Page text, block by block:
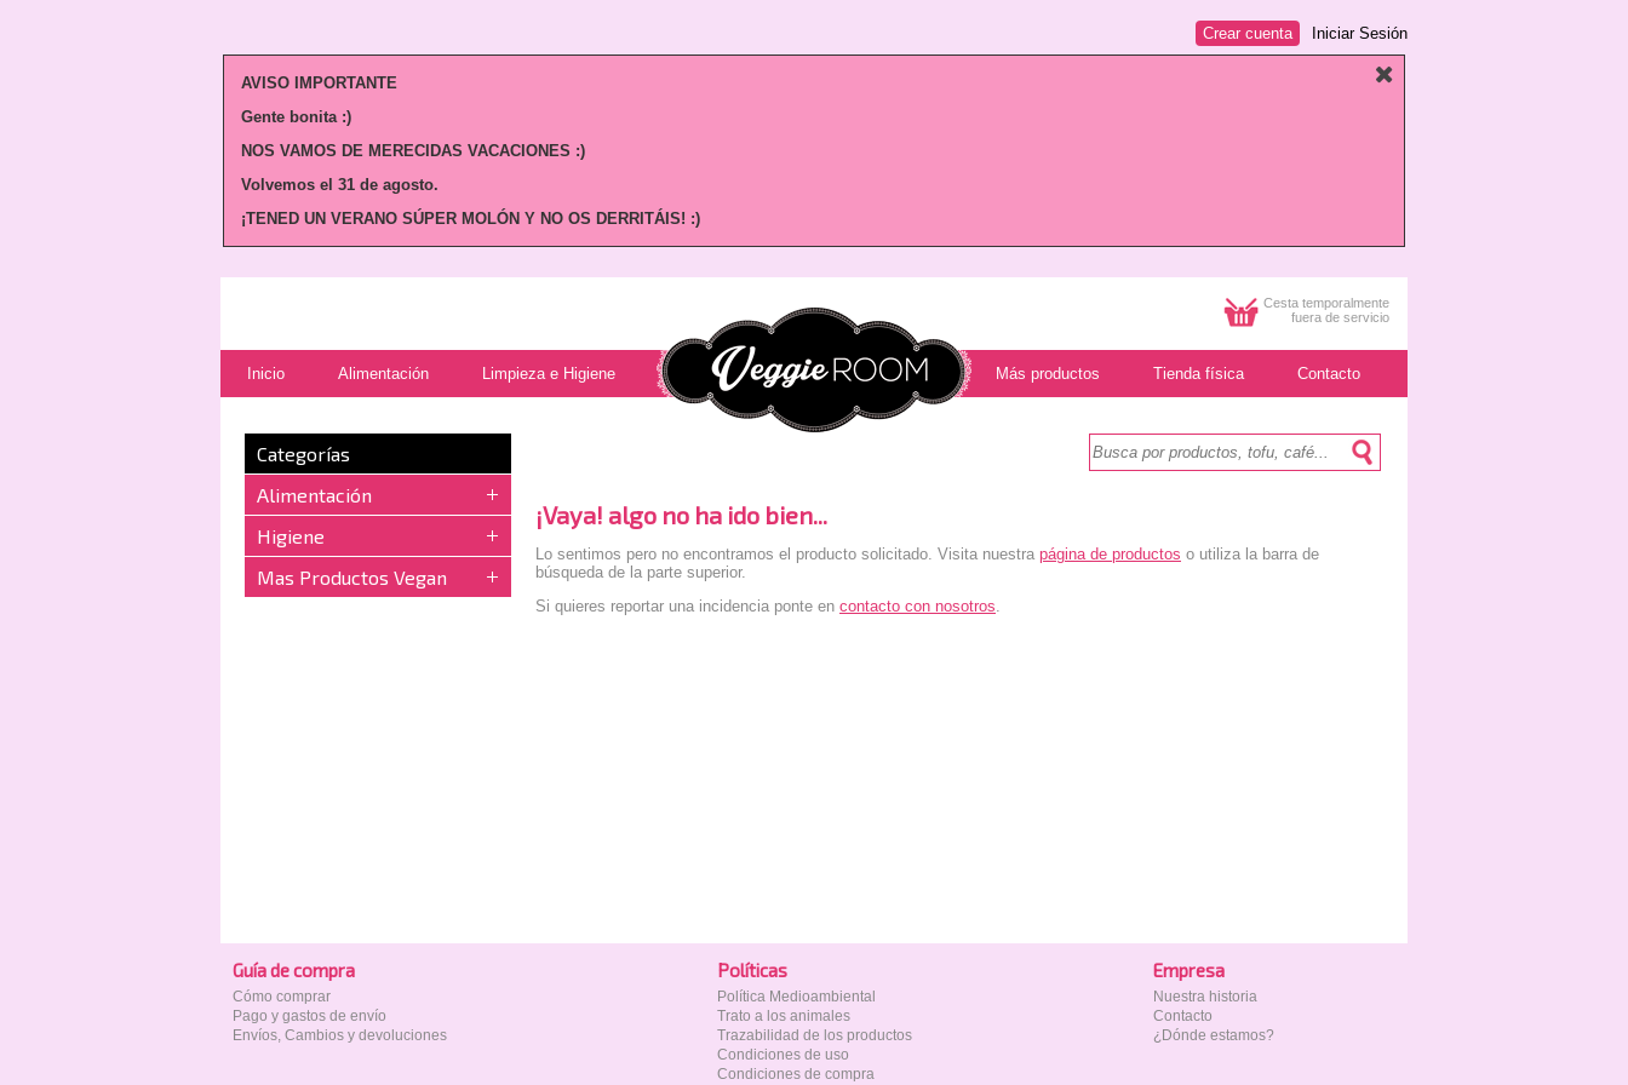
Iniciar Sesión
Crear cuenta
AVISO IMPORTANTE
Gente bonita :)
NOS VAMOS DE MERECIDAS VACACIONES :)
Volvemos el 31 de agosto.
¡TENED UN VERANO SÚPER MOLÓN Y NO OS DERRITÁIS! :)
Cesta temporalmente
fuera de servicio
Inicio Alimentación Limpieza e Higiene Más productos Tienda física Contacto
Categorías
Alimentación
Higiene
Mas Productos Vegan
¡Vaya! algo no ha ido bien...
Lo sentimos pero no encontramos el producto solicitado. Visita nuestra página de productos o utiliza la barra de
búsqueda de la parte superior.
Si quieres reportar una incidencia ponte en contacto con nosotros.
Guía de compra
Cómo comprar
Pago y gastos de envío
Envíos, Cambios y devoluciones
Polí­ticas
Política Medioambiental
Trato a los animales
Trazabilidad de los productos
Condiciones de uso
Condiciones de compra
Empresa
Nuestra historia
Contacto
¿Dónde estamos?